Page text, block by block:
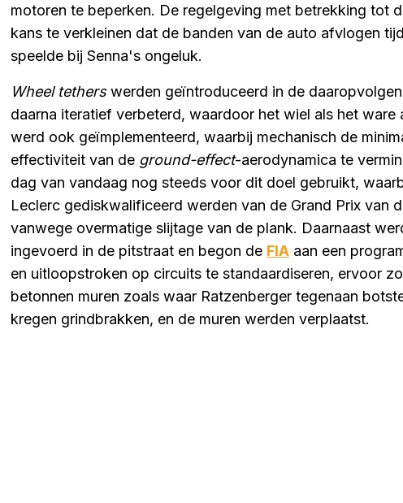
motoren te beperken. De regelgeving met betrekking tot
kans te verkleinen dat de banden van de auto afvlogen
speelde bij Senna's ongeluk.
Wheel tetherswerden geïntroduceerd in de
daarna iteratief verbeterd, waardoor het wiel als het
werd ook geïmplementeerd, waarbij mechanisch de
effectiviteit van de ground-effect-aerodynamica te
dag van vandaag nog steeds voor dit doel gebruikt,
Leclerc gediskwalificeerd werden van de Grand Prix van
vanwege overmatige slijtage van de plank. Daarnaast
ingevoerd in de pitstraat en begon de FIA aan een
en uitloopstroken op circuits te standaardiseren, ervoor
betonnen muren zoals waar Ratzenberger tegenaan
kregen grindbrakken, en de muren werden verplaatst.